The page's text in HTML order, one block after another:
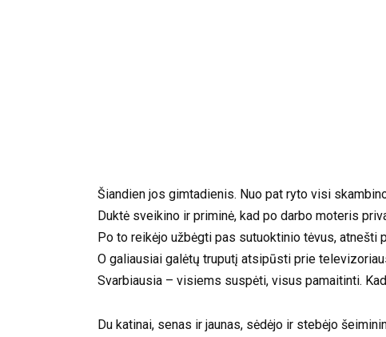
Šiandien jos gimtadienis. Nuo pat ryto visi
Duktė sveikino ir priminė, kad po darbo moteris
Po to reikėjo užbėgti pas sutuoktinio tėvus,
O galiausiai galėtų truputį atsipūsti prie
Svarbiausia – visiems suspėti, visus pamaitinti.
Du katinai, senas ir jaunas, sėdėjo ir stebėjo